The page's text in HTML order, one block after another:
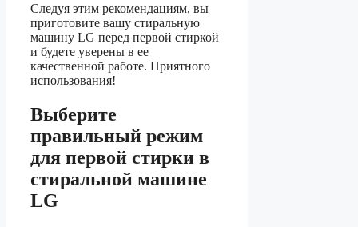
Следуя этим рекомендациям, вы
приготовите вашу стиральную
машину LG перед первой стиркой
и будете уверены в ее
качественной работе. Приятного
использования!
Выберите
правильный режим
для первой стирки в
стиральной машине
LG